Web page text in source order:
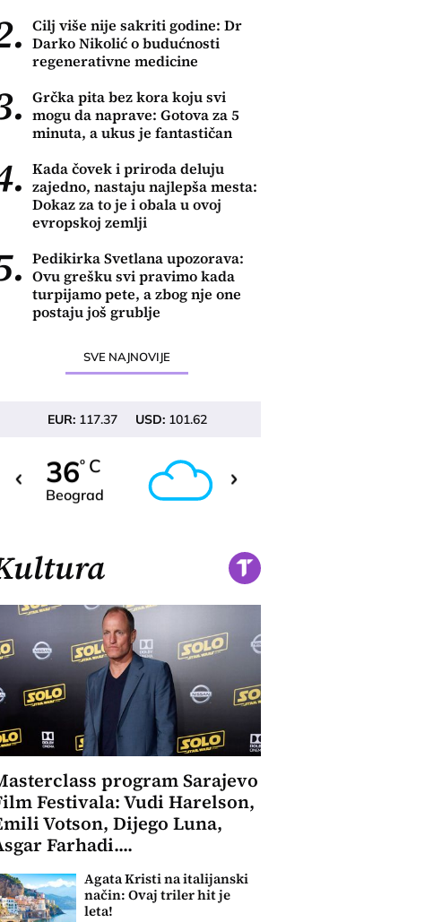
- Ona.rs
Cilj više nije sakriti godine: Dr
Darko Nikolić o budućnosti
regenerativne medicine
Grčka pita bez kora koju svi
mogu da naprave: Gotova za 5
minuta, a ukus je fantastičan
Kada čovek i priroda deluju
zajedno, nastaju najlepša mesta:
Dokaz za to je i obala u ovoj
evropskoj zemlji
Pedikirka Svetlana upozorava:
Ovu grešku svi pravimo kada
turpijamo pete, a zbog nje one
postaju još grublje
SVE NAJNOVIJE
EUR: 117.37 USD: 101.62
36o C
Beograd
program Sarajevo
Festivala: Vudi Harelson,
Votson, Dijego Luna,
Farhadi....
Agata Kristi na italijanski
način: Ovaj triler hit je
leta!